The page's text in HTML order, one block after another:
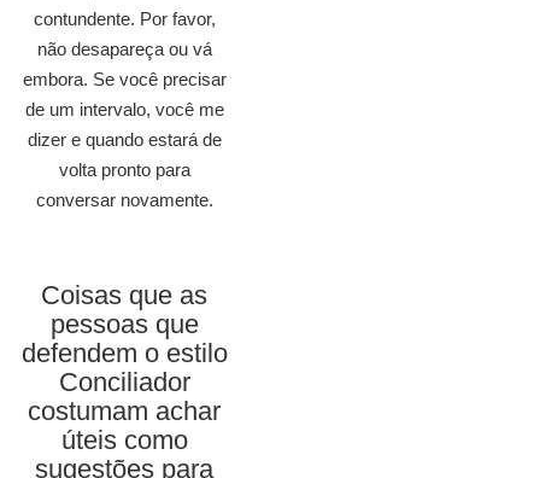
contundente. Por favor,
não desapareça ou vá
embora. Se você precisar
de um intervalo, você me
dizer e quando estará de
volta pronto para
conversar novamente.
Coisas que as
pessoas que
defendem o estilo
Conciliador
costumam achar
úteis como
sugestões para